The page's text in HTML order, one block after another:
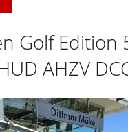
Golf Edition
AHZV